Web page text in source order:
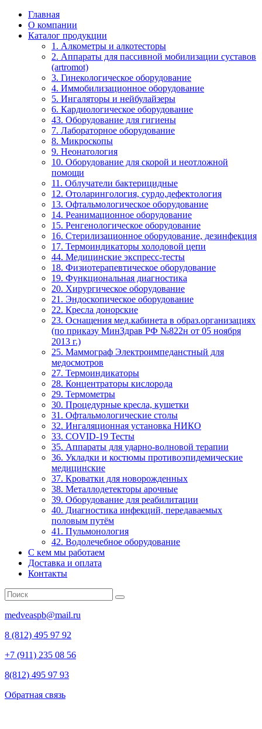
Главная
О компании
Каталог продукции
1. Алкометры и алкотесторы
2. Аппараты для пассивной мобилизации суставов
(artromot)
3. Гинекологическое оборудование
4. Иммобилизационное оборудование
5. Ингаляторы и нейбулайзеры
6. Кардиологическое оборудование
43. Оборудование для гигиены
7. Лабораторное оборудование
8. Микроскопы
9. Неонатология
10. Оборудование для скорой и неотложной
помощи
11. Облучатели бактерицидные
12. Отоларингология, сурдо,дефектология
13. Офтальмологическое оборудование
14. Реанимационное оборудование
15. Ренгенологическое оборудование
16. Стерилизационное оборудование, дезинфекция
17. Термоиндикаторы холодовой цепи
44. Медицинские экспресс-тесты
18. Физиотерапевтическое оборудование
19. Функциональная диагностика
20. Хирургическое оборудование
21. Эндоскопическое оборудование
22. Кресла донорские
23. Оснащения мед.кабинета в образ.организациях
(по приказу МинЗдрав РФ №822н от 05 ноября
2013 г.)
25. Маммограф Электроимпеданстный для
медосмотров
27. Термоиндикаторы
28. Концентраторы кислорода
29. Термометры
30. Процедурные кресла, кушетки
31. Офтальмологические столы
32. Ингаляционная установка НИКО
33. COVID-19 Тесты
35. Аппараты для ударно-волновой терапии
36. Укладки и костюмы противоэпидемические
медицинские
37. Кроватки для новорожденных
38. Металлодетекторы арочные
39. Оборудование для реабилитации
40. Диагностика инфекций, передаваемых
половым путём
41. Пульмонология
42. Водолечебное оборудование
С кем мы работаем
Доставка и оплата
Контакты
medveaspb@mail.ru
8 (812) 495 97 92
+7 (911) 235 08 56
8(812) 495 97 93
Обратная связь